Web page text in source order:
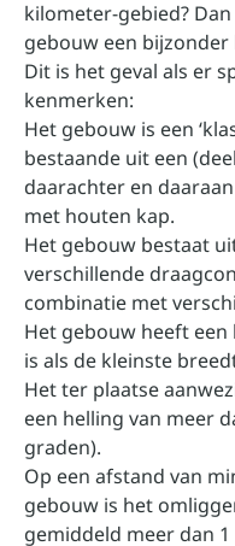
kilometer-gebied?
gebouw een
Dit is het geval als er
kenmerken:
Het gebouw is een
bestaande uit een
daarachter en
met houten kap.
Het gebouw bestaat
verschillende
combinatie met
Het gebouw heeft
is als de kleinste
Het ter plaatse
een helling van meer
graden).
Op een afstand van
gebouw is het
gemiddeld meer dan